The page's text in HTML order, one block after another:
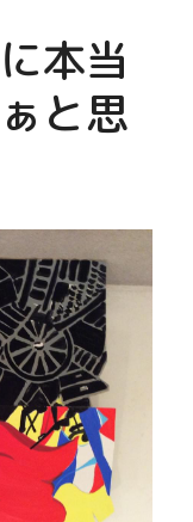
本当
と思